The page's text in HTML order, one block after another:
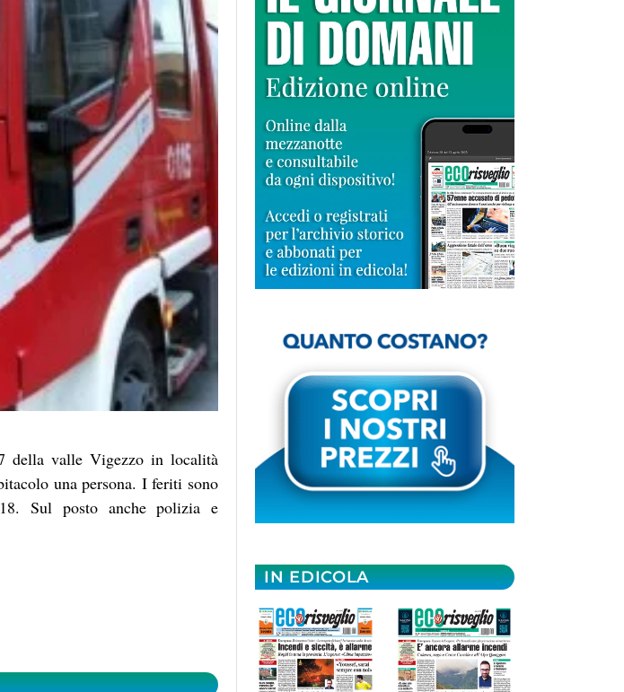
della valle Vigezzo in località
una persona. I feriti sono
Sul posto anche polizia e
IN EDICOLA